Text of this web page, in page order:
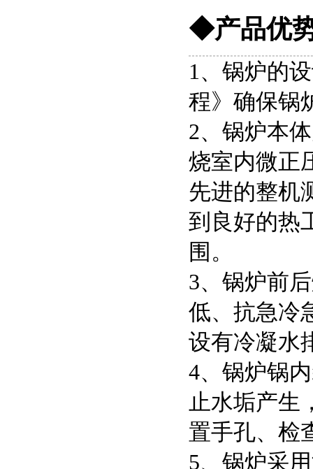
◆产品优
1、锅炉的
程》确保锅
2、锅炉本
烧室内微正
先进的整机
到良好的热
围。
3、锅炉前
低、抗急冷
设有冷凝水
4、锅炉锅
止水垢产生
置手孔、检
5、锅炉采